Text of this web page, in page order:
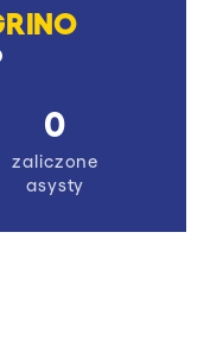
0
zaliczone
asysty